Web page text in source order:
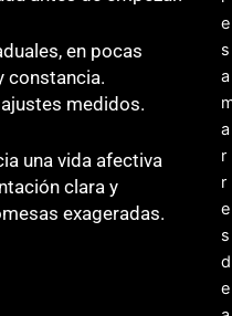
en pocas
constancia.
medidos.
una vida afectiva
clara y
exageradas.